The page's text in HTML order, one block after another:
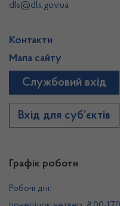
Графік роботи
Робочі дні:
dls@dls.gov.ua
Контакти
Мапа сайту
Службовий вхід
Вхід для суб’єктів